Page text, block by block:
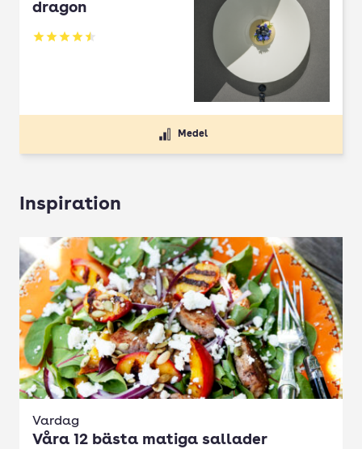
dragon
Betyg: 4.5 av 5
Medel
Inspiration
Vardag
Våra 12 bästa matiga sallader